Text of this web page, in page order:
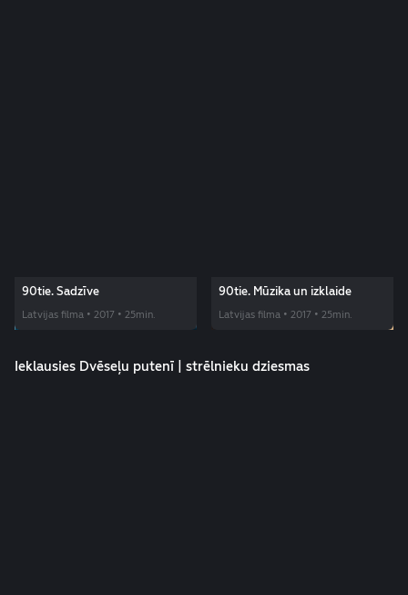
90tie. Sadzīve
Latvijas filma • 2017 • 25min.
90tie. Mūzika un izklaide
Latvijas filma • 2017 • 25min.
Ieklausies Dvēseļu putenī | strēlnieku dziesmas